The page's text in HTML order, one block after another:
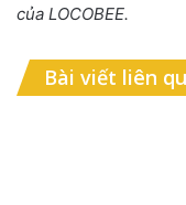
của LOCOBEE.
Bài viết liên